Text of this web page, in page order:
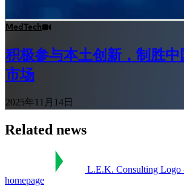
MedTech
积极参与本土创新，制胜
市场
2025年11月14日
Related news
L.E.K. Consulting
homepage